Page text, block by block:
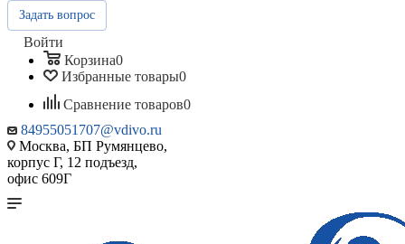
Задать вопрос
Войти
Корзина0
Избранные товары0
Сравнение товаров0
84955051707@vdivo.ru
Москва, БП Румянцево,
корпус Г, 12 подъезд,
офис 609Г